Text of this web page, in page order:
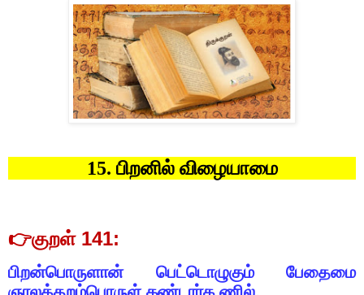
15. பிறனில் விழையாமை
👉குறள்141:
பிறன்பொருளான் பெட்டொழுகும்
பேதைமை